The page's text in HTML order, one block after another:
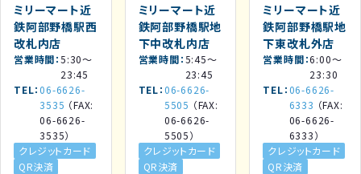
ミリーマート近
鉄阿部野橋駅西
改札内店
営業時間 5:30～
23:45
TEL 06-6626-
3535 （FAX:
06-6626-
3535）
クレジットカード
QR決済
ミリーマート近
鉄阿部野橋駅地
下中改札内店
営業時間 5:45～
23:45
TEL 06-6626-
5505 （FAX:
06-6626-
5505）
クレジットカード
QR決済
ミリーマート近
鉄阿部野橋駅地
下東改札外店
営業時間 6:00～
23:30
TEL 06-6626-
6333 （FAX:
06-6626-
6333）
クレジットカード
QR決済